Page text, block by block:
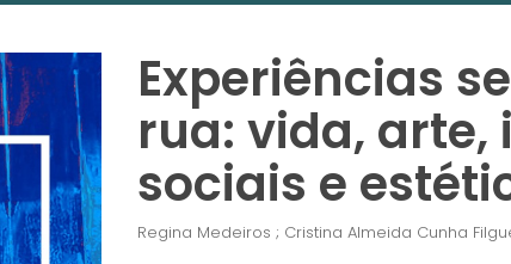
Experiências
rua: vida, arte,
sociais e
Regina Medeiros ; Cristina Almeida Cunha